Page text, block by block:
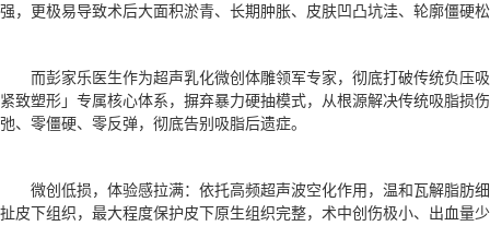
强，更极易导致术后大面积淤青、长期肿胀、皮肤凹凸坑洼、轮廓僵硬
而彭家乐医生作为超声乳化微创体雕领军专家，彻底打破传统负压
紧致塑形」专属核心体系，摒弃暴力硬抽模式，从根源解决传统吸脂损
弛、零僵硬、零反弹，彻底告别吸脂后遗症。
微创低损，体验感拉满：依托高频超声波空化作用，温和瓦解脂肪
扯皮下组织，最大程度保护皮下原生组织完整，术中创伤极小、出血量